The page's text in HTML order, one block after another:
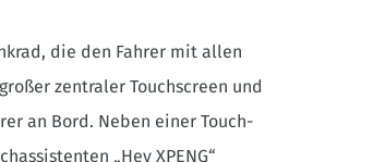
die den Fahrer mit allen
zentraler Touchscreen und
an Bord. Neben einer Touch-
„Hey XPENG“